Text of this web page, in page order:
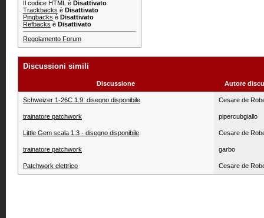
Il codice HTML è Disattivato
Trackbacks è Disattivato
Pingbacks è Disattivato
Refbacks è Disattivato
Regolamento Forum
Discussioni simili
Discussione Autore
Schweizer 1-26C 1.9: disegno disponibile Cesare de
trainatore patchwork pipercubgiallo
Little Gem scala 1:3 - disegno disponibile Cesare de
trainatore patchwork garbo
Patchwork elettrico Cesare de